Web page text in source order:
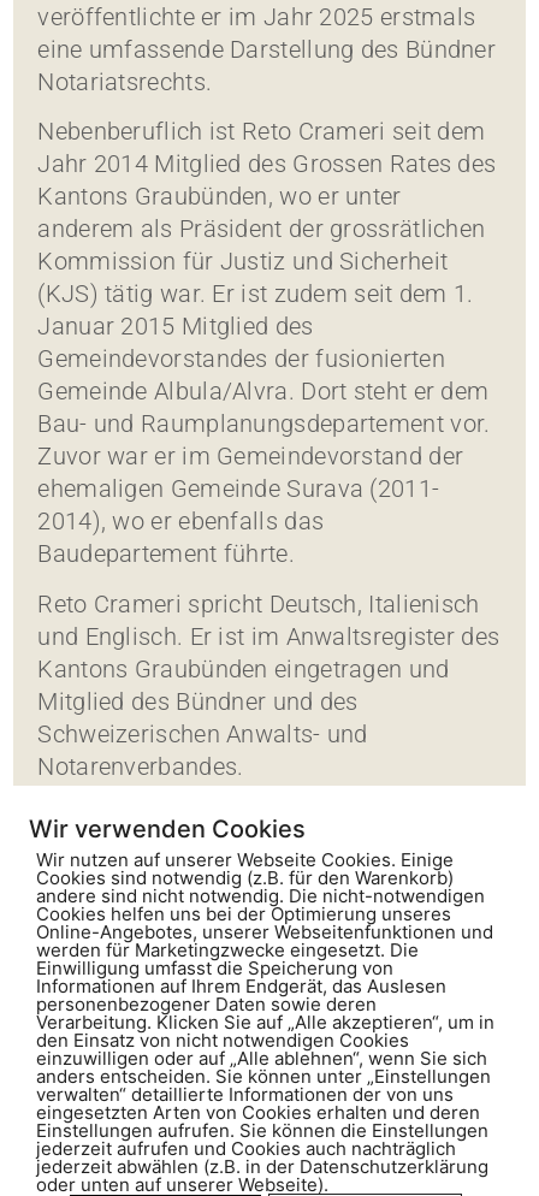
veröffentlichte er im Jahr 2025 erstmals
eine umfassende Darstellung des Bündner
Notariatsrechts.
Nebenberuflich ist Reto Crameri seit dem
Jahr 2014 Mitglied des Grossen Rates des
Kantons Graubünden, wo er unter
anderem als Präsident der grossrätlichen
Kommission für Justiz und Sicherheit
(KJS) tätig war. Er ist zudem seit dem 1.
Januar 2015 Mitglied des
Gemeindevorstandes der fusionierten
Gemeinde Albula/Alvra. Dort steht er dem
Bau- und Raumplanungsdepartement vor.
Zuvor war er im Gemeindevorstand der
ehemaligen Gemeinde Surava (2011-
2014), wo er ebenfalls das
Baudepartement führte.
Reto Crameri spricht Deutsch, Italienisch
und Englisch. Er ist im Anwaltsregister des
Kantons Graubünden eingetragen und
Mitglied des Bündner und des
Schweizerischen Anwalts- und
Notarenverbandes.
Kunz Schmid
Rechtsanwälte und Notare AG
Gäuggelistrasse 1
Postfach
CH-7001 Chur
T +41 81 286 05 00
Wir verwenden Cookies
Wir nutzen auf unserer Webseite Cookies. Einige
Cookies sind notwendig (z.B. für den Warenkorb)
andere sind nicht notwendig. Die nicht-notwendigen
Cookies helfen uns bei der Optimierung unseres
Online-Angebotes, unserer Webseitenfunktionen und
werden für Marketingzwecke eingesetzt. Die
Einwilligung umfasst die Speicherung von
Informationen auf Ihrem Endgerät, das Auslesen
personenbezogener Daten sowie deren
Verarbeitung. Klicken Sie auf „Alle akzeptieren“, um in
den Einsatz von nicht notwendigen Cookies
einzuwilligen oder auf „Alle ablehnen“, wenn Sie sich
anders entscheiden. Sie können unter „Einstellungen
verwalten“ detaillierte Informationen der von uns
eingesetzten Arten von Cookies erhalten und deren
Einstellungen aufrufen. Sie können die Einstellungen
jederzeit aufrufen und Cookies auch nachträglich
jederzeit abwählen (z.B. in der Datenschutzerklärung
oder unten auf unserer Webseite).